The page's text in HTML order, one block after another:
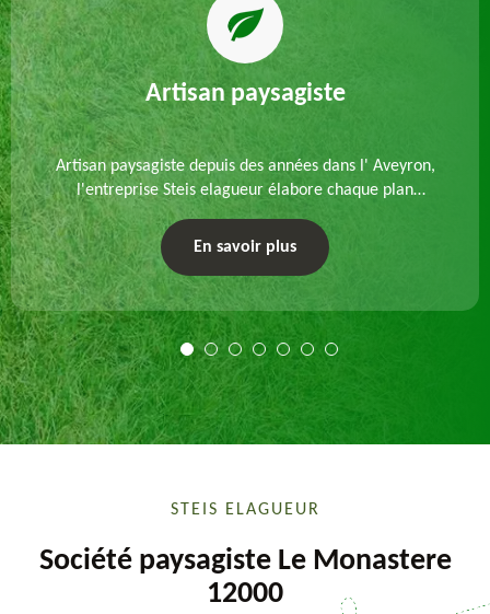
Artisan paysagiste
Artisan paysagiste depuis des années dans l' Aveyron,
l'entreprise Steis elagueur élabore chaque plan
d'aménagement paysager et exécute les travaux
afférents. Devis gratuit et sur mesure.
En savoir plus
STEIS ELAGUEUR
Société paysagiste Le Monastere
12000